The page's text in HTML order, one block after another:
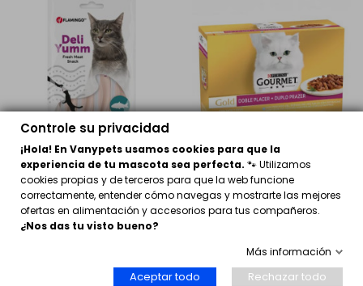
Deli Yumm Salmón–
Snack Líquido 82%
Pescado
2,15 €
Comprar
Gourmet Gold Doble
Placer
Comprar
Controle su privacidad
¡Hola! En Vanypets usamos cookies para que la
experiencia de tu mascota sea perfecta. 🐾 Utilizamos
cookies propias y de terceros para que la web funcione
correctamente, entender cómo navegas y mostrarte las mejores
ofertas en alimentación y accesorios para tus compañeros.
¿Nos das tu visto bueno?
Más información
Aceptar todo Rechazar todo